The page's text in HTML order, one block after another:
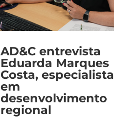
AD&C entrevista
Eduarda Marques
Costa, especialista
em
desenvolvimento
regional